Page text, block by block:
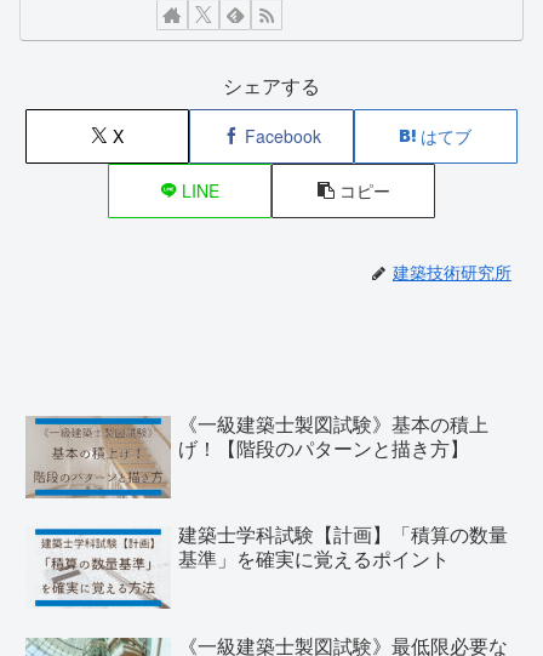
シェアする
X Facebook はてブ
LINE コピー
建築技術研究所
《一級建築士製図試験》基本の積上
げ！【階段のパターンと描き方】
建築士学科試験【計画】「積算の数量
基準」を確実に覚えるポイント
《一級建築士製図試験》最低限必要な